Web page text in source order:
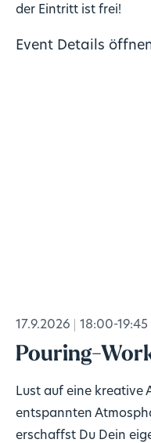
der Eintritt ist frei!
Event Details
17.9.2026 18:00-19:45
Pouring-
Lust auf eine kreative
entspannten
erschaffst Du Dein